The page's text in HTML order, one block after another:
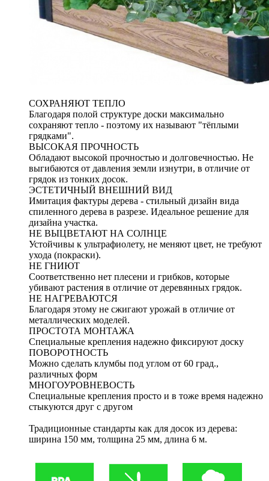
СОХРАНЯЮТ ТЕПЛО
Благодаря полой структуре доски максимально
сохраняют тепло - поэтому их называют "тёплыми
грядками".
ВЫСОКАЯ ПРОЧНОСТЬ
Обладают высокой прочностью и долговечностью. Не
выгибаются от давления земли изнутри, в отличие от
грядок из тонких досок.
ЭСТЕТИЧНЫЙ ВНЕШНИЙ ВИД
Имитация фактуры дерева - стильный дизайн вида
спиленного дерева в разрезе. Идеальное решение для
дизайна участка.
НЕ ВЫЦВЕТАЮТ НА СОЛНЦЕ
Устойчивы к ультрафиолету, не меняют цвет, не требуют
ухода (покраски).
НЕ ГНИЮТ
Соответственно нет плесени и грибков, которые
убивают растения в отличие от деревянных грядок.
НЕ НАГРЕВАЮТСЯ
Благодаря этому не сжигают урожай в отличие от
металлических моделей.
ПРОСТОТА МОНТАЖА
Специальные крепления надежно фиксируют доску
ПОВОРОТНОСТЬ
Можно сделать клумбы под углом от 60 град.,
различных форм
МНОГОУРОВНЕВОСТЬ
Специальные крепления просто и в тоже время надежно
стыкуются друг с другом
Традиционные стандарты как для досок из дерева:
ширина 150 мм, толщина 25 мм, длина 6 м.